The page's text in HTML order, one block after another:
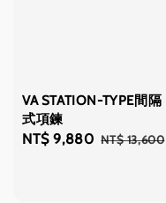
VA STATION-TYPE間隔
式項鍊
Sale
NT$ 9,880 Regular
NT$ 13,600